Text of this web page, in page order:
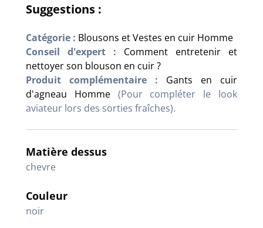
Suggestions :
Catégorie : Blousons et Vestes en cuir Homme
Conseil d'expert :
Comment entretenir et
nettoyer son blouson en cuir ?
Produit complémentaire :
Gants en cuir
d'agneau Homme(Pour compléter le look
aviateur lors des sorties fraîches).
Matière dessus
chevre
Couleur
noir